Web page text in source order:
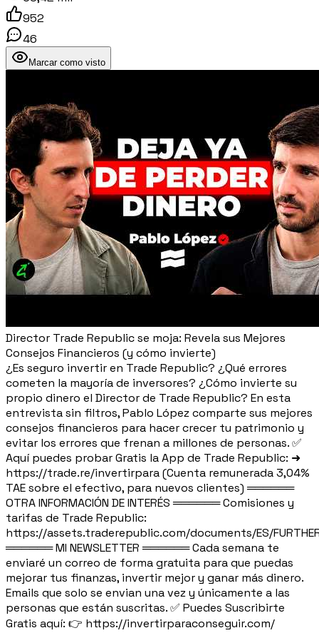
952
46
Marcar como visto
Director Trade Republic se moja: Revela sus Mejores
Consejos Financieros (y cómo invierte)
¿Es seguro invertir en Trade Republic? ¿Qué errores
cometen la mayoría de inversores? ¿Cómo invierte su
propio dinero el Director de Trade Republic? En esta
entrevista sin filtros, Pablo López comparte sus mejores
consejos financieros para hacer crecer tu patrimonio y
evitar los errores que frenan a millones de personas. ✅
Aquí puedes probar Gratis la App de Trade Republic: ➜
https://trade.re/invertirpara (Cuenta remunerada 3,04%
TAE sobre el efectivo, para nuevos clientes) ══════
OTRA INFORMACIÓN DE INTERÉS ══════ Comisiones y
tarifas de Trade Republic:
https://assets.traderepublic.com/documents/ES/
══════ MI NEWSLETTER ══════ Cada semana te
enviaré un correo de forma gratuita para que puedas
mejorar tus finanzas, invertir mejor y ganar más dinero.
Emails que solo se envian una vez y únicamente a las
personas que están suscritas. ✅ Puedes Suscribirte
Gratis aquí: 👉 https://invertirparaconseguir.com/